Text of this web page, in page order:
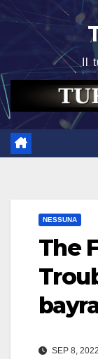
Il
NESSUNA
The
SEP 8, 2022